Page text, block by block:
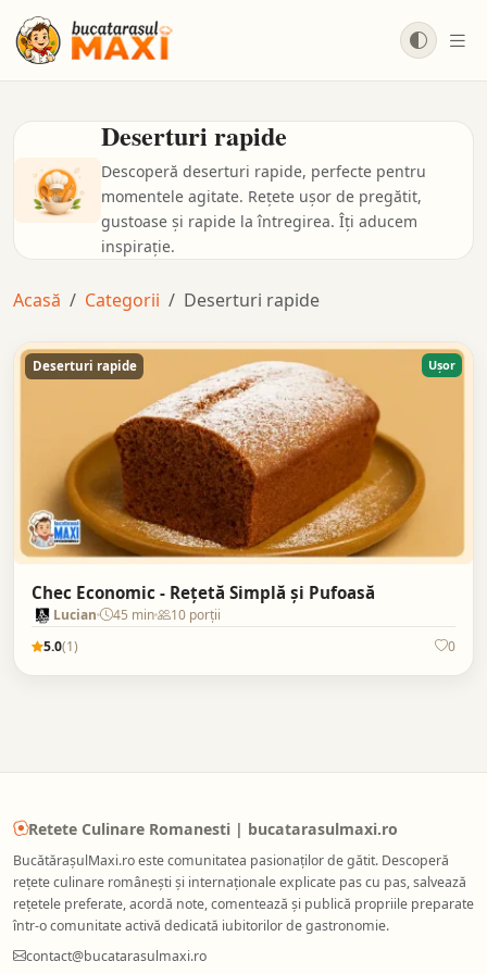
Salt la conținut principal
Deserturi rapide
Descoperă deserturi rapide, perfecte pentru
momentele agitate. Rețete ușor de pregătit,
gustoase și rapide la întregirea. Îți aducem
inspirație.
Acasă Categorii Deserturi rapide
Deserturi rapide Ușor
Chec Economic - Rețetă Simplă și Pufoasă
Lucian 45 min
10 porții
5.0(1) 0
Retete Culinare Romanesti | bucatarasulmaxi.ro
BucătărașulMaxi.ro este comunitatea pasionaților de gătit. Descoperă
rețete culinare românești și internaționale explicate pas cu pas, salvează
rețetele preferate, acordă note, comentează și publică propriile preparate
într-o comunitate activă dedicată iubitorilor de gastronomie.
contact@bucatarasulmaxi.ro